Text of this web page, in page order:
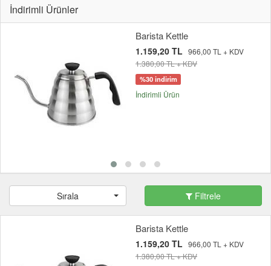
İndirimli Ürünler
Barista Kettle
1.159,20 TL 966,00 TL + KDV
1.380,00 TL + KDV
%30 indirim
İndirimli Ürün
Sırala Filtrele
Barista Kettle
1.159,20 TL 966,00 TL + KDV
1.380,00 TL + KDV